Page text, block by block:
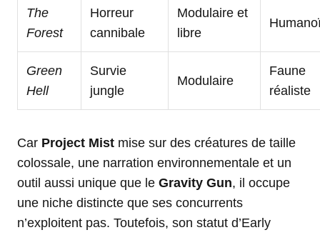
The
Forest
Horreur
cannibale
Modulaire et
libre
Green
Hell
Survie
jungle
Modulaire
Faune
réaliste
Car Project Mist mise sur des créatures de taille
colossale, une narration environnementale et un
outil aussi unique que le Gravity Gun, il occupe
une niche distincte que ses concurrents
n’exploitent pas. Toutefois, son statut d’Early